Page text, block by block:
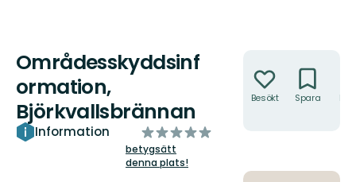
Områdesskyddsinf
ormation,
Björkvallsbrännan
Information
av
5
stjärnor
betygsätt
denna plats!
Besökt Spara